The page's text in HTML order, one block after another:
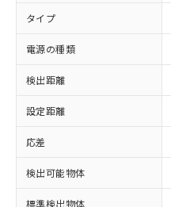
タイプ
電源の種類
検出距離
設定距離
応差
検出可能物体
標準検出物体